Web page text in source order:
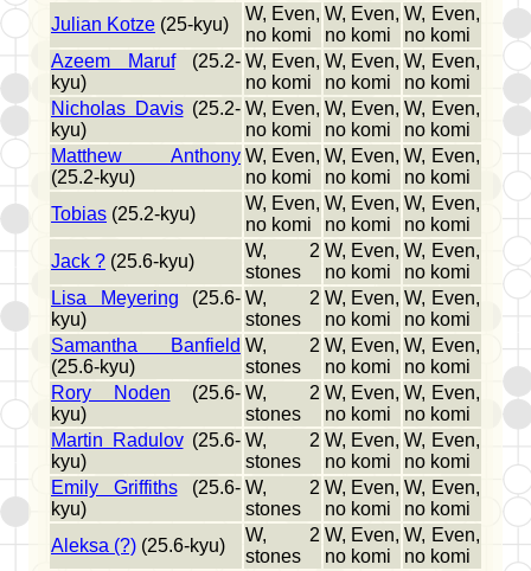
Julian Kotze (25-kyu)
W, Even,
no komi
W, Even,
no komi
W, Even,
no komi
Azeem Maruf(25.2-
kyu)
W, Even,
no komi
W, Even,
no komi
W, Even,
no komi
Nicholas Davis(25.2-
kyu)
W, Even,
no komi
W, Even,
no komi
W, Even,
no komi
Matthew Anthony
(25.2-kyu)
W, Even,
no komi
W, Even,
no komi
W, Even,
no komi
Tobias (25.2-kyu)
W, Even,
no komi
W, Even,
no komi
W, Even,
no komi
Jack ? (25.6-kyu)
W, 2
stones
W, Even,
no komi
W, Even,
no komi
Lisa Meyering (25.6-
kyu)
W, 2
stones
W, Even,
no komi
W, Even,
no komi
Samantha Banfield
(25.6-kyu)
W, 2
stones
W, Even,
no komi
W, Even,
no komi
Rory Noden (25.6-
kyu)
W, 2
stones
W, Even,
no komi
W, Even,
no komi
Martin Radulov(25.6-
kyu)
W, 2
stones
W, Even,
no komi
W, Even,
no komi
Emily Griffiths(25.6-
kyu)
W, 2
stones
W, Even,
no komi
W, Even,
no komi
Aleksa (?) (25.6-kyu)
W, 2
stones
W, Even,
no komi
W, Even,
no komi